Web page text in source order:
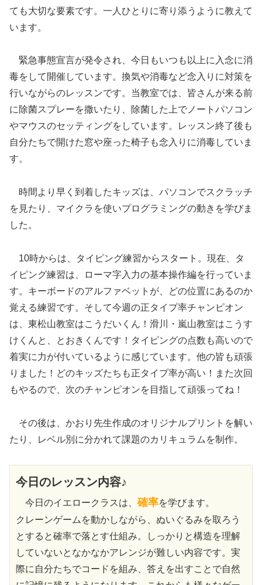
ても大切な要素です。一人ひとりに寄り添うように教えて
います。
緊急事態宣言が発令され、今日もいつも以上に入念に消
毒をして開催しています。換気や消毒など念入りに対策を
行いながらのレッスンです。当教室では、皆さんが来る前
に除菌スプレーを撒いたり、除菌した上でノートパソコン
やマウスのセッティングをしています。レッスン終了後も
自分たちで開けた窓や座った椅子も念入りに消毒していま
す。
時間より早く到着したキッズは、パソコンでスクラッチ
を見たり、マイクラを使いプログラミングの動きを学びま
した。
10時からは、タイピング練習からスタート。現在、タ
イピング練習は、ローマ字入力の基本操作編を行っていま
す。キーボードのアルファベットが、どの位置にあるのか
覚える練習です。そして今週の正タイプ率チャンピオン
は、東松山教室はこうだいくん！滑川・嵐山教室はこうす
けくんと、とおきくんです！タイピングの点数も高いので
着実に力が付いているように感じています。他の皆も頑張
りました！どのキッズたちも正タイプ率が高い！また次回
もやるので、次のチャンピオンを目指して頑張ってね！
その後は、かおり先生作成のオリジナルプリントを解い
たり、レベル別に分かれて課題のカリキュラムを制作。
今日のレッスン内容♪
今日のイエロークラスは、確率を学びます。
クレーンゲームを動かしながら、ぬいぐるみを取ろう
とすると確率で落とす仕組み。しっかりと構造を理解
していないとなかなかアレンジが難しい内容です。実
際に自分たちでコードを組み、答えを出すことで自然